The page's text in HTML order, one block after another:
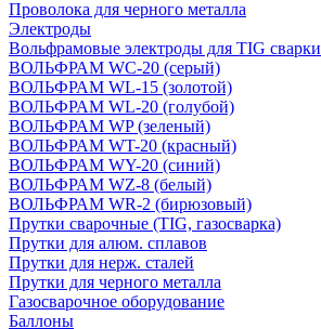
Проволока для черного металла
Электроды
Вольфрамовые электроды для TIG сварки
ВОЛЬФРАМ WC-20 (серый)
ВОЛЬФРАМ WL-15 (золотой)
ВОЛЬФРАМ WL-20 (голубой)
ВОЛЬФРАМ WP (зеленый)
ВОЛЬФРАМ WT-20 (красный)
ВОЛЬФРАМ WY-20 (синий)
ВОЛЬФРАМ WZ-8 (белый)
ВОЛЬФРАМ WR-2 (бирюзовый)
Прутки сварочные (TIG, газосварка)
Прутки для алюм. сплавов
Прутки для нерж. сталей
Прутки для черного металла
Газосварочное оборудование
Баллоны